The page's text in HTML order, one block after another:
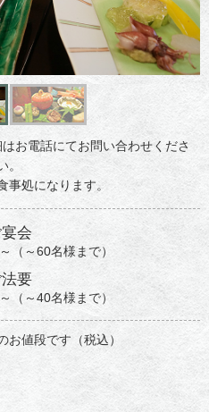
お電話にてお問い合わせくださ
。
処になります。
会
～60名様まで）
要
～40名様まで）
値段です（税込）